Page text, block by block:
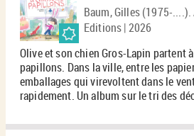
Baum, Gilles (1975-....).
Editions | 2026
Olive et son chien Gros-Lapin partent
papillons. Dans la ville, entre les
emballages qui virevoltent dans le
rapidement. Un album sur le tri des